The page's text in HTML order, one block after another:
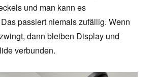
und man kann es
passiert niemals zufällig. Wenn
dann bleiben Display und
verbunden.